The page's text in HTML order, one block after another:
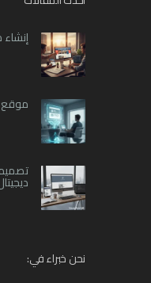
موقع
نحن خبراء في: